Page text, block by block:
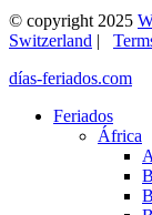
© copyright 2025
Switzerland |
días-feriados.com
Feriados
África